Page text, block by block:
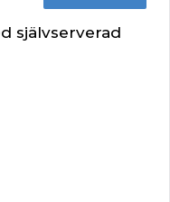
självserverad